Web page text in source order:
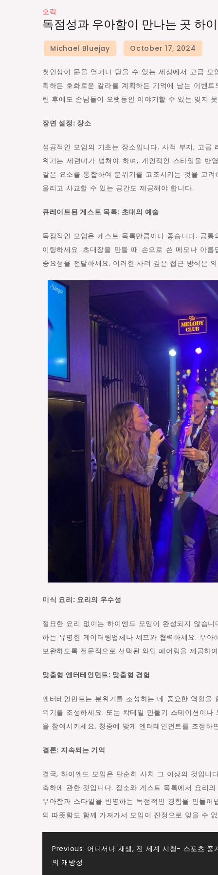
오락
독점성과 우아함이 만나는 곳 하
첫인상이 문을 열거나 닫을 수 있는 세상에서 고급
획하든 호화로운 갈라를 계획하든 기억에 남는 이벤
린 후에도 손님들이 오랫동안 이야기할 수 있는 잊지
장면 설정: 장소
성공적인 모임의 기초는 장소입니다. 사적 부지, 고
위기는 세련미가 넘쳐야 하며, 개인적인 스타일을 반
같은 요소를 통합하여 분위기를 고조시키는 것을 고
울리고 사교할 수 있는 공간도 제공해야 합니다.
큐레이트된 게스트 목록: 초대의 예술
독점적인 모임은 게스트 목록만큼이나 좋습니다. 공
이팅하세요. 초대장을 만들 때 손으로 쓴 메모나 아
중요성을 전달하세요. 이러한 사려 깊은 접근 방식은
미식 요리: 요리의 우수성
절묘한 요리 없이는 하이엔드 모임이 완성되지 않습
하는 유명한 케이터링업체나 셰프와 협력하세요. 우
보완하도록 전문적으로 선택된 와인 페어링을 제공하
맞춤형 엔터테인먼트: 맞춤형 경험
엔터테인먼트는 분위기를 조성하는 데 중요한 역할
위기를 조성하세요. 또는 칵테일 만들기 스테이션이
을 참여시키세요. 청중에 맞게 엔터테인먼트를 조정
결론: 지속되는 기억
결국, 하이엔드 모임은 단순히 사치 그 이상의 것입니
축하에 관한 것입니다. 장소와 게스트 목록에서 요리
우아함과 스타일을 반영하는 독점적인 경험을 만들
의 따뜻함도 함께 가져가서 모임이 진정으로 잊을 수
Post
Previous: 어디서나 재생, 전 세계 시청- 스포츠 중
의 개방성